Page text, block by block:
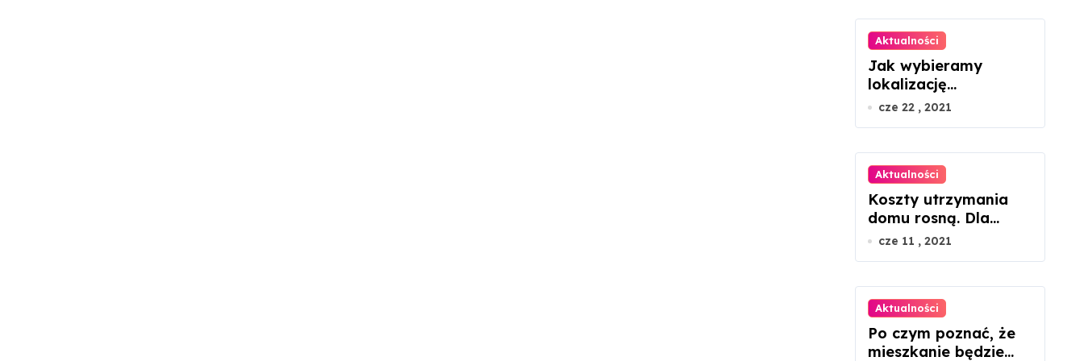
Aktualności
Jak wybieramy
lokalizację
mieszkania?
cze 22 , 2021
Aktualności
Koszty utrzymania
domu rosną. Dla
seniorów to dramat
cze 11 , 2021
Aktualności
Po czym poznać, że
mieszkanie będzie